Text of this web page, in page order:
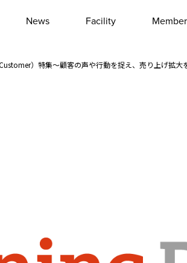
News Facility
）特集～顧客の声や行動を捉え、売り上げ拡大